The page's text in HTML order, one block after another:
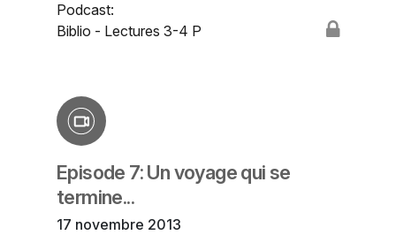
Podcast:
Biblio - Lectures 3-4 P
Episode 7: Un voyage qui se
termine...
17 novembre 2013